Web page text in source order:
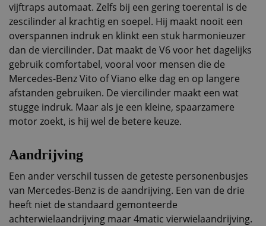
vijftraps automaat. Zelfs bij een gering toerental is de
zescilinder al krachtig en soepel. Hij maakt nooit een
overspannen indruk en klinkt een stuk harmonieuzer
dan de viercilinder. Dat maakt de V6 voor het dagelijks
gebruik comfortabel, vooral voor mensen die de
Mercedes-Benz Vito of Viano elke dag en op langere
afstanden gebruiken. De viercilinder maakt een wat
stugge indruk. Maar als je een kleine, spaarzamere
motor zoekt, is hij wel de betere keuze.
Aandrijving
Een ander verschil tussen de geteste personenbusjes
van Mercedes-Benz is de aandrijving. Een van de drie
heeft niet de standaard gemonteerde
achterwielaandrijving maar 4matic vierwielaandrijving.